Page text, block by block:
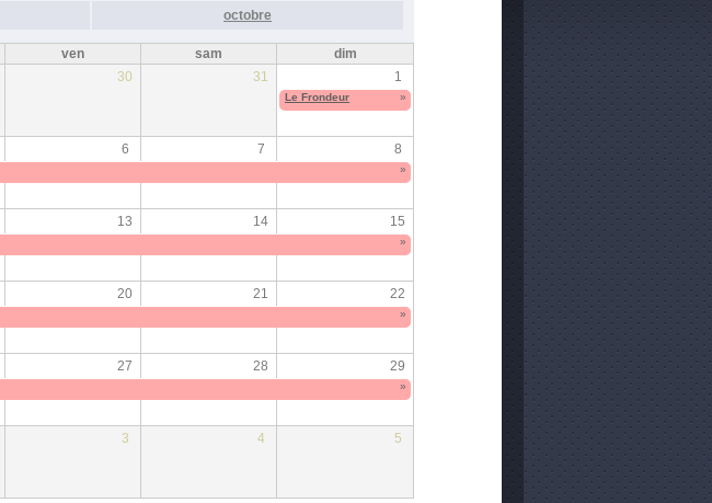
octobre
ven sam
dim
30 31 1
Le Frondeur »
6 7 8
»
13 14 15
»
20 21 22
»
27 28 29
»
3 4 5